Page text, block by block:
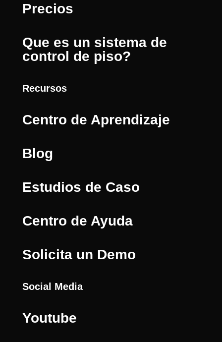
Precios
Que es un sistema de
control de piso?
Recursos
Centro de Aprendizaje
Blog
Estudios de Caso
Centro de Ayuda
Solicita un Demo
Social Media
Youtube